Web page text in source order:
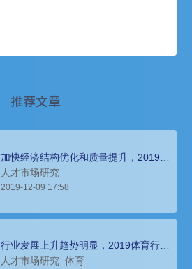
推荐文章
加快经济结构优化和质量提升，2019长
春地区人才薪酬报告
人才市场研究
2019-12-09 17:58
行业发展上升趋势明显，2019体育行业
人才薪酬报告
人才市场研究 体育